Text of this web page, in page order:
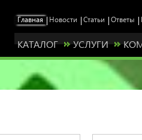
КАТАЛОГ УСЛУГИ